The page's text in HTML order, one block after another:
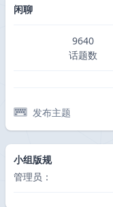
闲聊
9640
话题数
发布主题
小组版规
管理员：